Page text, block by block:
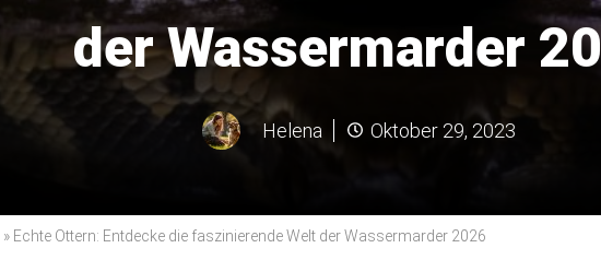
der Wassermarder
Helena Oktober 29, 2023
» Echte Ottern: Entdecke die faszinierende Welt der Wassermarder 2026